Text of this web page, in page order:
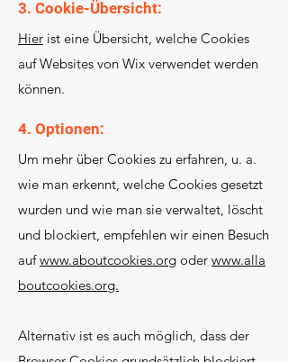
3. Cookie-Übersicht:
Hier ist eine Übersicht, welche Cookies
auf Websites von Wix verwendet werden
können.
4. Optionen:
Um mehr über Cookies zu erfahren, u. a.
wie man erkennt, welche Cookies gesetzt
wurden und wie man sie verwaltet, löscht
und blockiert, empfehlen wir einen Besuch
aufwww.aboutcookies.org oder www.alla
boutcookies.org.
Alternativ ist es auch möglich, dass der